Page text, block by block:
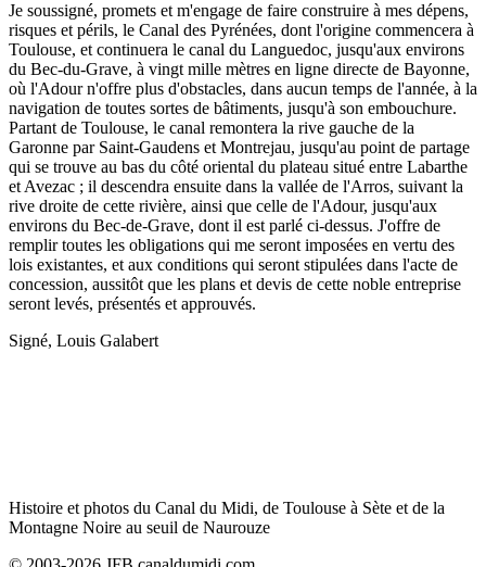
Je soussigné, promets et m'engage de faire construire à mes dépens,
risques et périls, le Canal des Pyrénées, dont l'origine commencera à
Toulouse, et continuera le canal du Languedoc, jusqu'aux environs
du Bec-du-Grave, à vingt mille mètres en ligne directe de Bayonne,
où l'Adour n'offre plus d'obstacles, dans aucun temps de l'année, à la
navigation de toutes sortes de bâtiments, jusqu'à son embouchure.
Partant de Toulouse, le canal remontera la rive gauche de la
Garonne par Saint-Gaudens et Montrejau, jusqu'au point de partage
qui se trouve au bas du côté oriental du plateau situé entre Labarthe
et Avezac ; il descendra ensuite dans la vallée de l'Arros, suivant la
rive droite de cette rivière, ainsi que celle de l'Adour, jusqu'aux
environs du Bec-de-Grave, dont il est parlé ci-dessus. J'offre de
remplir toutes les obligations qui me seront imposées en vertu des
lois existantes, et aux conditions qui seront stipulées dans l'acte de
concession, aussitôt que les plans et devis de cette noble entreprise
seront levés, présentés et approuvés.
Signé, Louis Galabert
Histoire et photos du Canal du Midi, de Toulouse à Sète et de la
Montagne Noire au seuil de Naurouze